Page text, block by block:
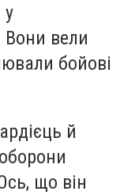
у
Вони вели
бойові
й
що він